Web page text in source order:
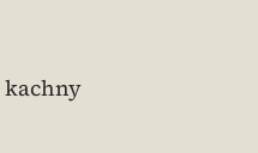
kachny